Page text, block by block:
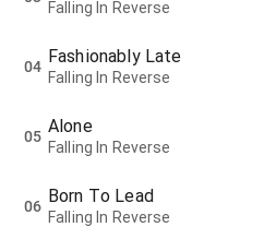
Falling In Reverse
04 Fashionably Late
Falling In Reverse
05 Alone
Falling In Reverse
06 Born To Lead
Falling In Reverse